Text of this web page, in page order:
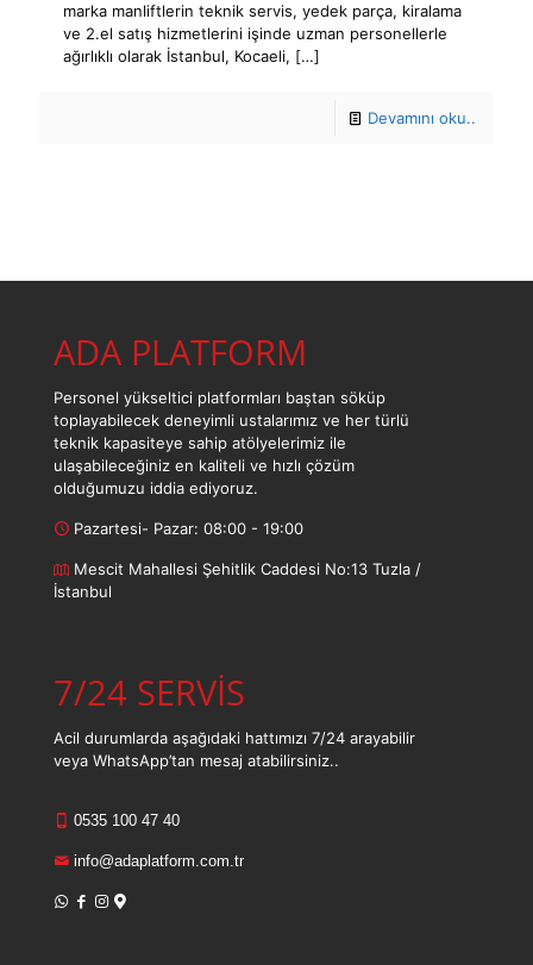
marka manliftlerin teknik servis, yedek parça, kiralama
ve 2.el satış hizmetlerini işinde uzman personellerle
ağırlıklı olarak İstanbul, Kocaeli, […]
Devamını oku..
ADA PLATFORM
Personel yükseltici platformları baştan söküp
toplayabilecek deneyimli ustalarımız ve her türlü
teknik kapasiteye sahip atölyelerimiz ile
ulaşabileceğiniz en kaliteli ve hızlı çözüm
olduğumuzu iddia ediyoruz.
Pazartesi- Pazar: 08:00 - 19:00
Mescit Mahallesi Şehitlik Caddesi No:13 Tuzla /
İstanbul
7/24 SERVİS
Acil durumlarda aşağıdaki hattımızı 7/24 arayabilir
veya WhatsApp’tan mesaj atabilirsiniz..
0535 100 47 40
info@adaplatform.com.tr